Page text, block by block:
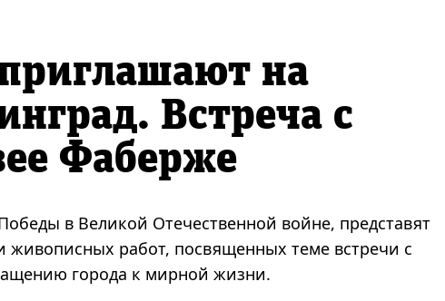
на
Встреча с
Фаберже
в Великой Отечественной войне, представят
живописных работ, посвященных теме встречи с
города к мирной жизни.